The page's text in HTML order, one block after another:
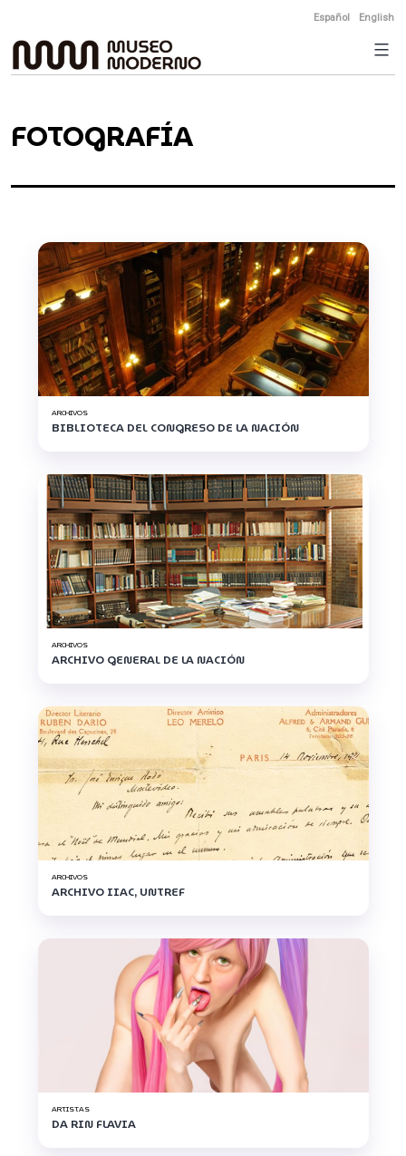
to
content
Español English
FOTOGRAFÍA
ARCHIVOS
BIBLIOTECA DEL CONGRESO DE LA NACIÓN
ARCHIVOS
ARCHIVO GENERAL DE LA NACIÓN
ARCHIVOS
ARCHIVO IIAC, UNTREF
ARTISTAS
DA RIN FLAVIA